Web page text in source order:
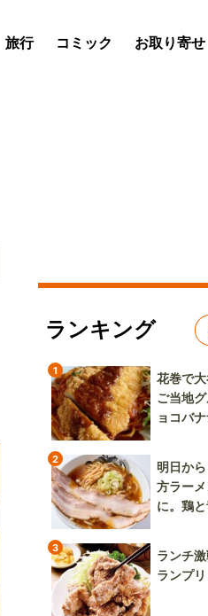
旅行 コミック お取り寄せ
ランキング
1
花巻で
ご当地
ョコバ
2
明日か
方ラー
に。鶏
3
ランチ
ランプ